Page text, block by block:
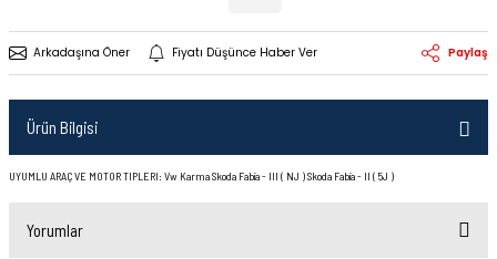
Arkadaşına Öner Fiyatı Düşünce Haber Ver Paylaş
Ürün Bilgisi
UYUMLU ARAÇ VE MOTOR TIPLERI: Vw Karma Skoda Fabia - III ( NJ ) Skoda Fabia - II ( 5J )
Yorumlar